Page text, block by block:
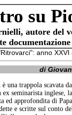
su
autore
anno
di
una trappola
inglese,
ed approfondita di
e scritte sul